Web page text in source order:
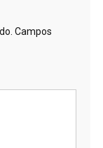
Campos